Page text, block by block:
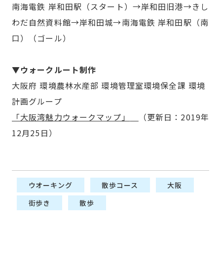
南海電鉄 岸和田駅（スタート）→岸和田旧港→きし
わだ自然資料館→岸和田城→南海電鉄 岸和田駅（南
口）（ゴール）
▼ウォークルート制作
大阪府 環境農林水産部 環境管理室環境保全課 環境
計画グループ
「大阪湾魅力ウォークマップ」
（更新日：2019年
12月25日）
ウオーキング 散歩コース
大阪
街歩き
散歩